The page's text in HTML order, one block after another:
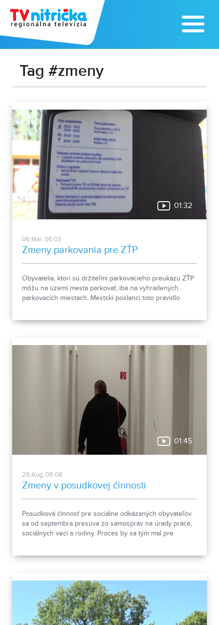
Tag #zmeny
01:32
06.Mar, 06:03
Zmeny parkovania pre ZŤP
Obyvatelia, ktorí sú držiteľmi parkovacieho preukazu ZŤP
môžu na území mesta parkovať, iba na vyhradených
parkovacích miestach. Mestskí poslanci toto pravidlo
01:45
29.Aug, 06:08
Zmeny v posudkovej činnosti
Posudková činnosť pre sociálne odkázaných obyvateľov
sa od septembra presúva zo samospráv na úrady práce,
sociálnych vecí a rodiny. Proces by sa tým mal pre